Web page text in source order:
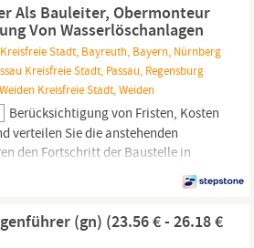
Als Bauleiter, Obermonteur
Von Wasserlöschanlagen
Stadt, Bayreuth, Bayern, Nürnberg
Kreisfreie Stadt, Passau, Regensburg
Kreisfreie Stadt, Weiden
Berücksichtigung von Fristen, Kosten
ver­teilen Sie die anstehenden
den Fort­schritt der Bau­stelle in
auftretende Heraus­forderungen
und setzen diese um. Sie führen
(gn) (23.56 € - 26.18 €